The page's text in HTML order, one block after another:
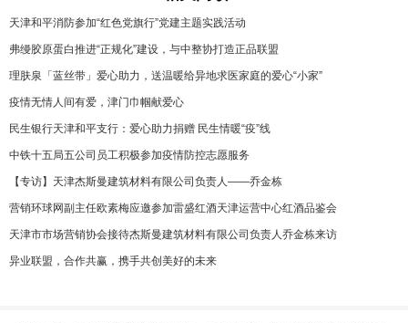
天津和平消防参加“红色党旗行”党建主题实践活动
弗缦胶原蛋白推进“正规化”建设，与中整协打造正品联盟
理肤泉「蓝丝带」爱心助力，送温暖给异地求医家庭的爱心“小家”
疫情无情人间有爱，津门巾帼献爱心
民生银行天津和平支行：爱心助力捐赠 民生情暖“疫”线
中铁十五局五公司员工积极参加疫情防控志愿服务
【专访】天津杰斯曼建筑材料有限公司负责人——乔金栋
营销环球网副主任欧素梅应邀参加雷盛红酒天津运营中心红酒品鉴会
天津市市场营销协会接待杰斯曼建筑材料有限公司负责人乔金栋来访
异业联盟，合作共赢，携手共创美好的未来